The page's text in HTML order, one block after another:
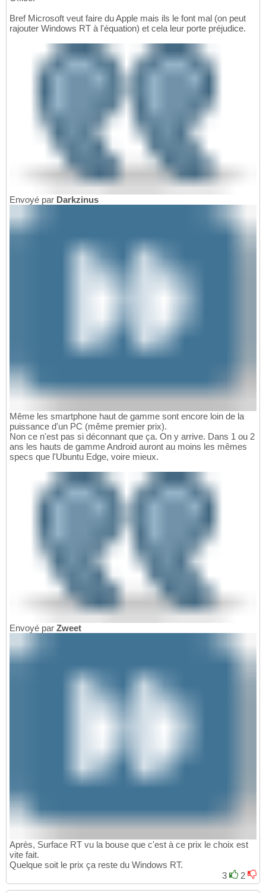
Bref Microsoft veut faire du Apple mais ils le font mal (on peut
rajouter Windows RT à l'équation) et cela leur porte préjudice.
Envoyé par Darkzinus
Même les smartphone haut de gamme sont encore loin de la
puissance d'un PC (même premier prix).
Non ce n'est pas si déconnant que ça. On y arrive. Dans 1 ou 2
ans les hauts de gamme Android auront au moins les mêmes
specs que l'Ubuntu Edge, voire mieux.
Envoyé par Zweet
Après, Surface RT vu la bouse que c'est à ce prix le choix est
vite fait.
Quelque soit le prix ça reste du Windows RT.
3
2